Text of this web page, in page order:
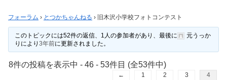
フォーラム › とつかちゃんねる › 旧木沢小学校フォトコンテスト
このトピックには52件の返信、1人の参加者があり、最後に
元うっか
り により 3年前に更新されました。
8件の投稿を表示中 - 46 - 53件目 (全53件中)
← 1 2 3 4